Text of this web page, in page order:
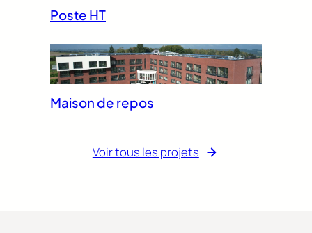
Poste HT
Maison de repos
Voir tous les projets